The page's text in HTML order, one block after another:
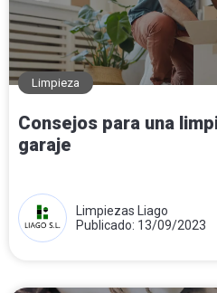
Limpieza
Consejos para una
garaje
Limpiezas Liago
Publicado: 13/09/2023